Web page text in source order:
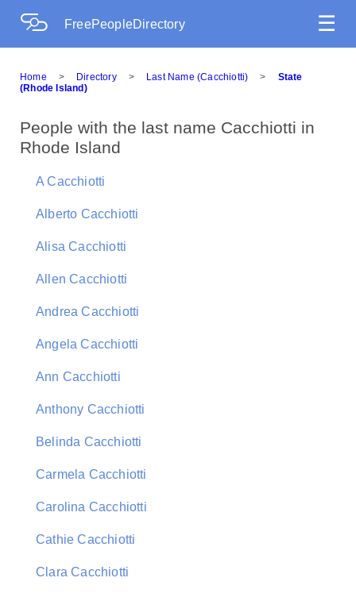
FreePeopleDirectory ☰
Home > Directory > Last Name (Cacchiotti) >
State
(Rhode Island)
People with the last name Cacchiotti in
Rhode Island
A Cacchiotti
Alberto Cacchiotti
Alisa Cacchiotti
Allen Cacchiotti
Andrea Cacchiotti
Angela Cacchiotti
Ann Cacchiotti
Anthony Cacchiotti
Belinda Cacchiotti
Carmela Cacchiotti
Carolina Cacchiotti
Cathie Cacchiotti
Clara Cacchiotti